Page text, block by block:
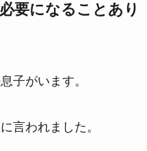
要になることあり
子がいます。
言われました。